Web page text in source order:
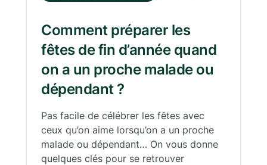
Comment préparer les
fêtes de fin d’année quand
on a un proche malade ou
dépendant ?
Pas facile de célébrer les fêtes avec
ceux qu’on aime lorsqu’on a un proche
malade ou dépendant… On vous donne
quelques clés pour se retrouver